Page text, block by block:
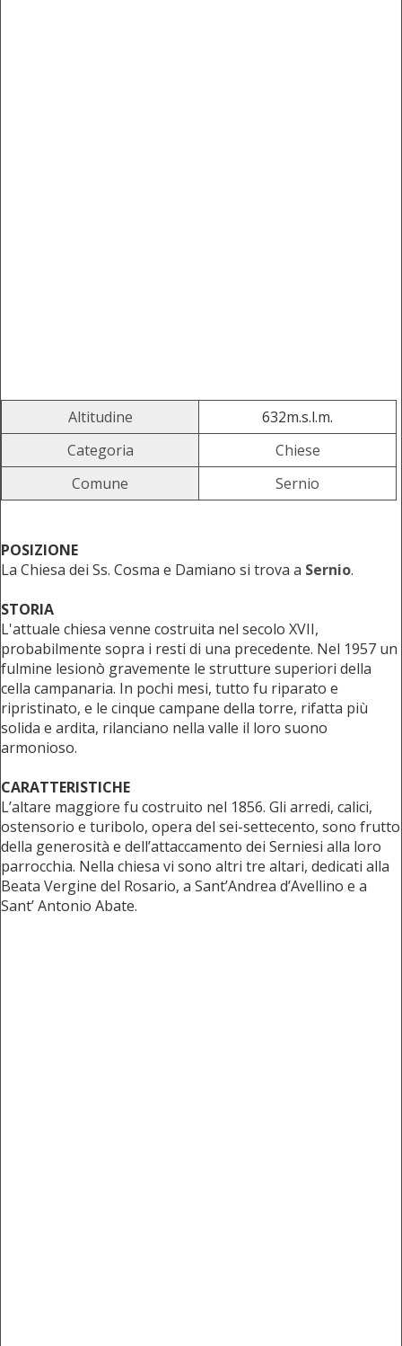
Altitudine
632m.s.l.m.
Categoria
Chiese
Comune
Sernio
POSIZIONE
La Chiesa dei Ss. Cosma e Damiano si trova a Sernio.
STORIA
L'attuale chiesa venne costruita nel secolo XVII,
probabilmente sopra i resti di una precedente. Nel 1957 un
fulmine lesionò gravemente le strutture superiori della
cella campanaria. In pochi mesi, tutto fu riparato e
ripristinato, e le cinque campane della torre, rifatta più
solida e ardita, rilanciano nella valle il loro suono
armonioso.
CARATTERISTICHE
L’altare maggiore fu costruito nel 1856. Gli arredi, calici,
ostensorio e turibolo, opera del sei-settecento, sono frutto
della generosità e dell’attaccamento dei Serniesi alla loro
parrocchia. Nella chiesa vi sono altri tre altari, dedicati alla
Beata Vergine del Rosario, a Sant’Andrea d’Avellino e a
Sant’ Antonio Abate.